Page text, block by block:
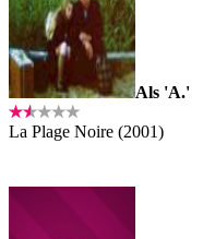
Als 'A.'
La Plage Noire (2001)